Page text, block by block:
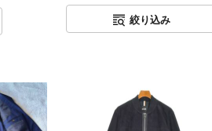
絞り込み